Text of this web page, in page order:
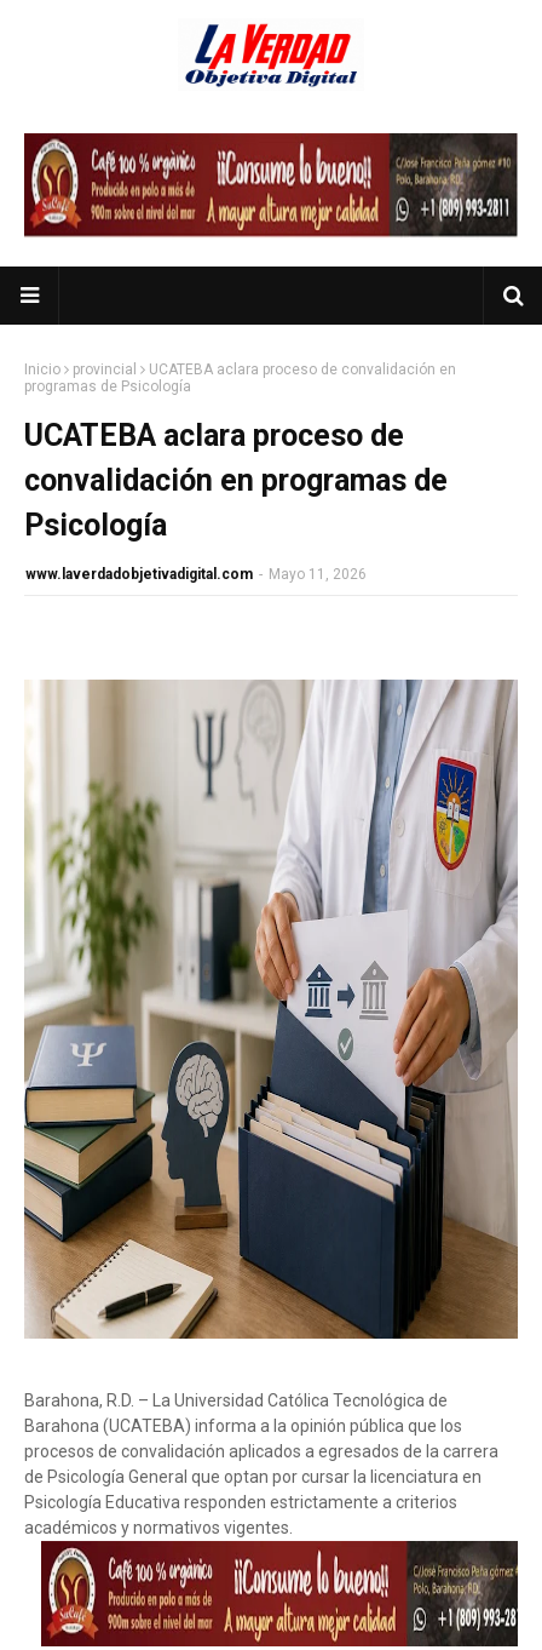
Inicio provincial
UCATEBA aclara proceso de convalidación en
programas de Psicología
UCATEBA aclara proceso de
convalidación en programas de
Psicología
www.laverdadobjetivadigital.com - Mayo 11, 2026
Barahona, R.D. – La Universidad Católica Tecnológica de
Barahona (UCATEBA) informa a la opinión pública que los
procesos de convalidación aplicados a egresados de la carrera
de Psicología General que optan por cursar la licenciatura en
Psicología Educativa responden estrictamente a criterios
académicos y normativos vigentes.